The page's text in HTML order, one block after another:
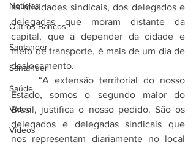
Notícias
Outros Bancos
Santander
Santander
Saúde
Vídeo
Vídeos
as atividades sindicais, dos delegados e
delegadas que moram distante da
capital, que a depender da cidade e
meio de transporte, é mais de um dia de
deslocamento.
Estado, somos o segundo maior do
Brasil, justifica o nosso pedido. São os
delegados e delegadas sindicais que
nos representam diariamente no local